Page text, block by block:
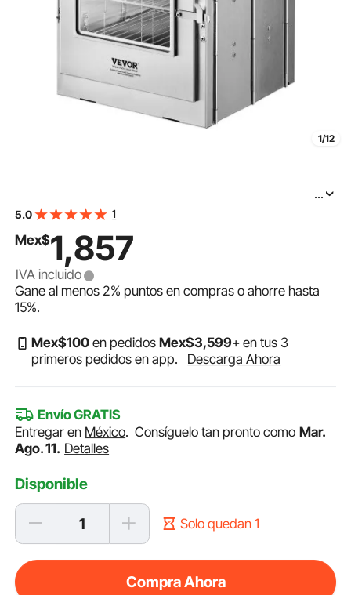
1/12
Horno de camping plegable VEVOR, estufa portátil de
termómetro, ideal para usar con leña y estufas de
...
5.0 1
Mex$1,857
IVA incluido
Gane al menos2% puntos en compras o ahorre hasta
15%.
Mex$100 en pedidosMex$3,599+ en tus 3
primeros pedidos en app.
Descarga Ahora
Envío GRATIS
Entregar en México.Consíguelo tan pronto como Mar.
Ago. 11. Detalles
Disponible
Solo quedan 1
Compra Ahora